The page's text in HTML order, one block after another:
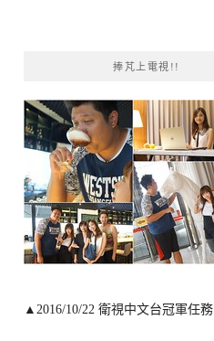
捧芃上電視!!
▲2016/10/22 衛視中文台冠軍任務